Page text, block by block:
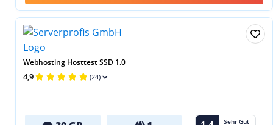
Webhosting Hosttest SSD 1.0
4,9 (24)
Sehr Gut